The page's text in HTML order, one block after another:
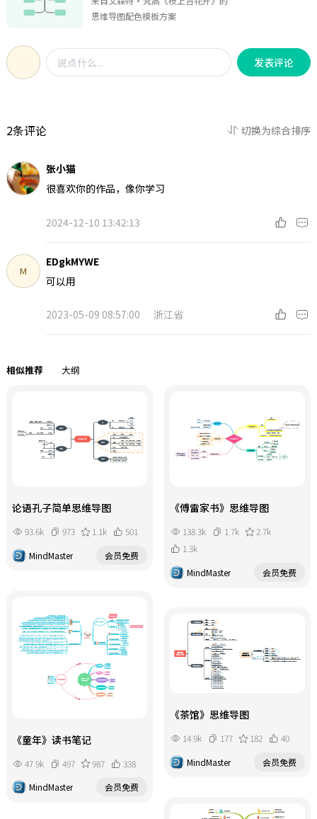
遭遇和坎坷命运，在冷静的笔触中展
国》中，作者用通俗、简洁的语言对
中国的基层社会的主要特征进行了概
的面貌。全书主要探讨了差序格局、
男女有别、家族、血缘和地缘等。 [1-
思维导图配色模板方案
发表评论
2条评论 切换为综合排序
张小猫
很喜欢你的作品，像你学习
2024-12-10 13:42:13
M
EDgkMYWE
可以用
2023-05-09 08:57:00 浙江省
相似推荐 大纲
论语孔子简单思维导图
93.6k 973 1.1k
501
MindMaster
会员免费
《傅雷家书》思维导图
138.3k 1.7k
2.7k
1.3k
MindMaster
会员免费
《童年》读书笔记
47.9k 497 987
338
MindMaster
会员免费
《茶馆》思维导图
14.9k 177 182
40
MindMaster
会员免费